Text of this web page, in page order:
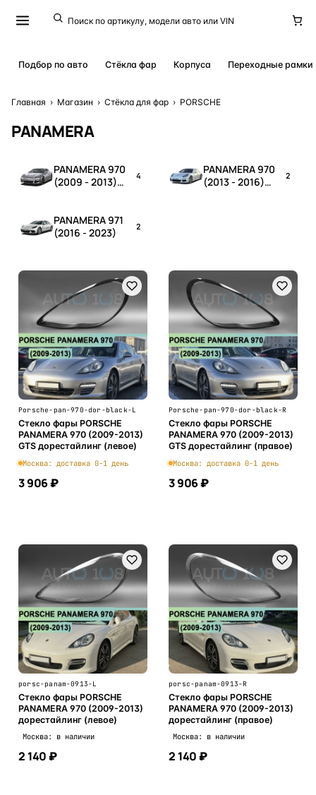
Подбор по авто Стёкла фар Корпуса Переходные рамки
Главная › Магазин › Стёкла для фар › PORSCHE
PANAMERA
PANAMERA 970
(2009 - 2013)
4
PANAMERA 970
(2013 - 2016)
2
PANAMERA 971
(2016 - 2023)
2
Porsche-pan-970-dor-black-L
Стекло фары PORSCHE
PANAMERA 970 (2009-2013)
GTS дорестайлинг (левое)
Москва: доставка 0-1 день
3 906 ₽
Porsche-pan-970-dor-black-R
Стекло фары PORSCHE
PANAMERA 970 (2009-2013)
GTS дорестайлинг (правое)
Москва: доставка 0-1 день
3 906 ₽
porsc-panam-0913-L
Стекло фары PORSCHE
PANAMERA 970 (2009-2013)
дорестайлинг (левое)
Москва: в наличии
2 140 ₽
porsc-panam-0913-R
Стекло фары PORSCHE
PANAMERA 970 (2009-2013)
дорестайлинг (правое)
Москва: в наличии
2 140 ₽